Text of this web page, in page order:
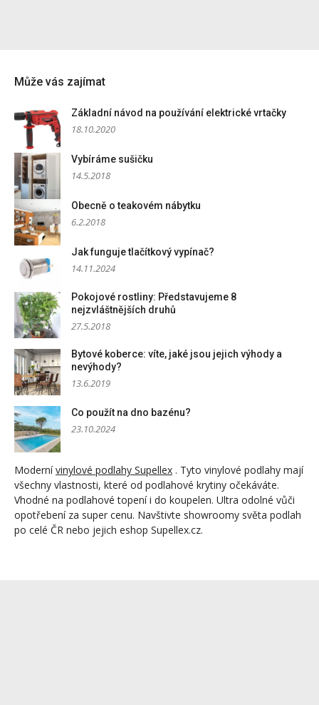
Může vás zajímat
Základní návod na používání elektrické vrtačky
18.10.2020
Vybíráme sušičku
14.5.2018
Obecně o teakovém nábytku
6.2.2018
Jak funguje tlačítkový vypínač?
14.11.2024
Pokojové rostliny: Představujeme 8
nejzvláštnějších druhů
27.5.2018
Bytové koberce: víte, jaké jsou jejich výhody a
nevýhody?
13.6.2019
Co použít na dno bazénu?
23.10.2024
Modernívinylové podlahy Supellex . Tyto vinylové podlahy mají
všechny vlastnosti, které od podlahové krytiny očekáváte.
Vhodné na podlahové topení i do koupelen. Ultra odolné vůči
opotřebení za super cenu. Navštivte showroomy světa podlah
po celé ČR nebo jejich eshop Supellex.cz.